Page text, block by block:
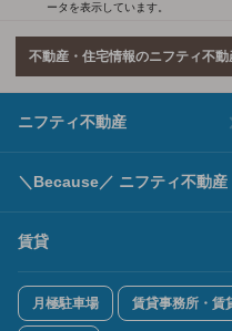
ータを表示しています。
不動産・住宅情報のニフティ不動
ニフティ不動産
＼Because／ ニフティ不動産
賃貸
月極駐車場 賃貸事務所・賃